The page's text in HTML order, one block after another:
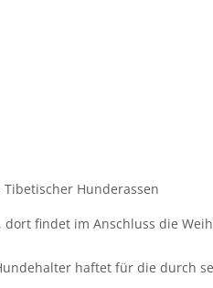
Hunderassen
findet im Anschluss die
haftet für die durch